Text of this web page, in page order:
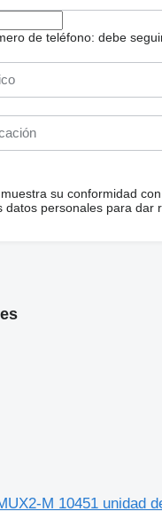
de teléfono: debe
su conformidad
datos personales para dar
M 10451 unidad